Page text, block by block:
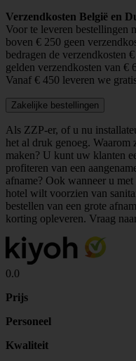
Verzendkosten België en
Voor te leveren bestellingen
boven € 250 geen
bedragen de verzendkosten
gelden verzendkosten van €
Vanaf € 450 leveren we
Zakelijke bestellingen
Als ZZP-er, of u nu
het al druk genoeg.
maken? U kunt uw klanten
profiteren van een
afname? Ook wanneer u
hotel wilt voorzien van
bestellen van een grote
korting opleveren. Vraag
0.0
Prijs
Personeel
Kwaliteit